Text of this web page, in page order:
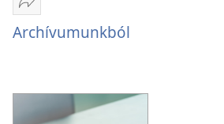
Megosztás
Archívumunkból
Archívumunkból